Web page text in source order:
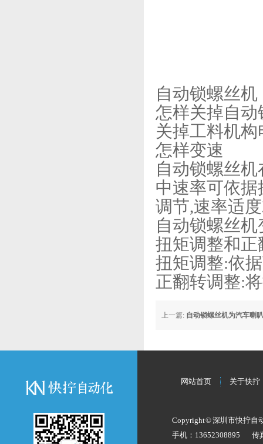
自动锁螺丝机
怎样关掉自动
关掉工料机
怎样变速
自动锁螺丝
中速率可依
调节,速率适
自动锁螺丝机
扭矩调整和正
扭矩调整:依
正翻转调整:
上一篇: 自动锁螺丝机为汽车喇
网站首页 关于快拧
Copyright © 深圳市快拧自
手机：13652308895
传